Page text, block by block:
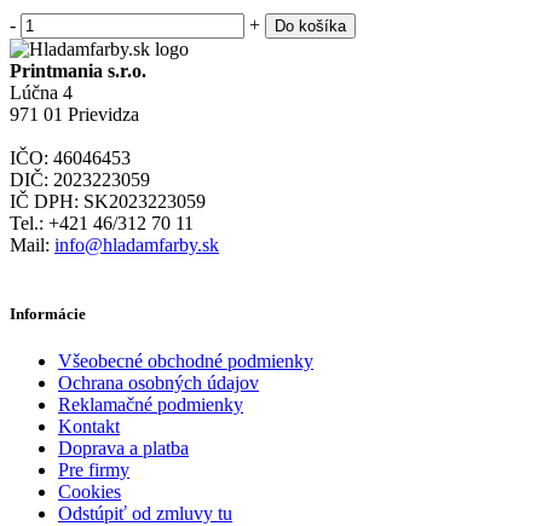
- + Do košíka
Printmania s.r.o.
Lúčna 4
971 01 Prievidza
IČO: 46046453
DIČ: 2023223059
IČ DPH: SK2023223059
Tel.: +421 46/312 70 11
Mail: info@hladamfarby.sk
Informácie
Všeobecné obchodné podmienky
Ochrana osobných údajov
Reklamačné podmienky
Kontakt
Doprava a platba
Pre firmy
Cookies
Odstúpiť od zmluvy tu